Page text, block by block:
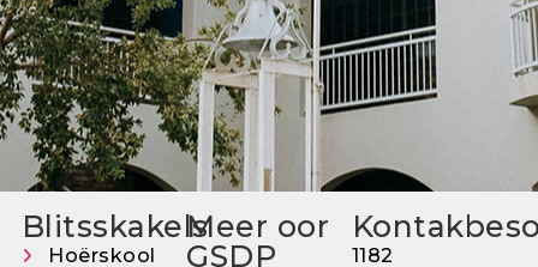
Blitsskakels
Hoërskool
Meer oor
GSDP
1182